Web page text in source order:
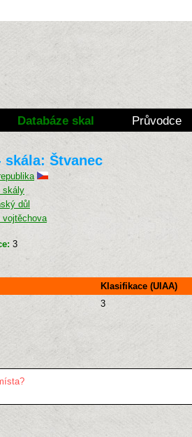
Databáze skal Průvodce
skála: Štvanec
skály
důl
vojtěchova
3
Klasifikace (UIAA)
3